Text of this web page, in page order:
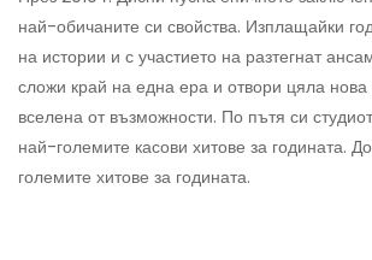
най-обичаните си свойства. Изплащайки
на истории и с участието на разтегнат
сложи край на една ера и отвори цяла
вселена от възможности. По пътя си
най-големите касови хитове за годината.
големите хитове за годината.